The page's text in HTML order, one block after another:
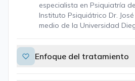
especialista en Psiquiatría
Instituto Psiquiátrico Dr.
medio de la Universidad
Enfoque del tratamiento